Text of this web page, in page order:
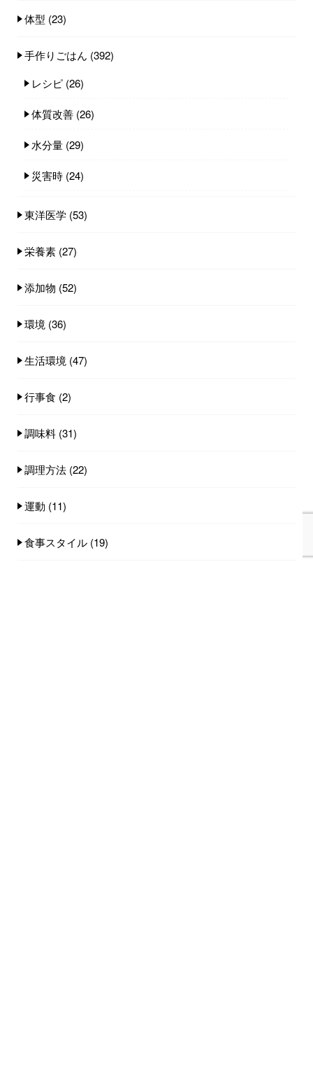
体型 (23)
手作りごはん (392)
レシピ (26)
体質改善 (26)
水分量 (29)
災害時 (24)
東洋医学 (53)
栄養素 (27)
添加物 (52)
環境 (36)
生活環境 (47)
行事食 (2)
調味料 (31)
調理方法 (22)
運動 (11)
食事スタイル (19)